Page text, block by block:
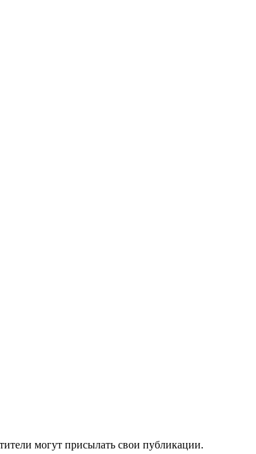
могут присылать свои публикации.